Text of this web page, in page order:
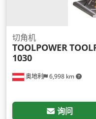
奥地利 6,998 km
切角机
TOOLPOWER
1030
询问